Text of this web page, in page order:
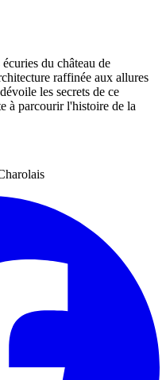
du château de
raffinée aux allures
les secrets de ce
à parcourir l'histoire de la